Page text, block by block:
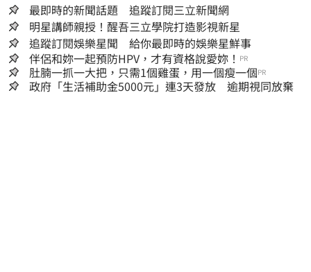
最即時的新聞話題 追蹤訂閱三立新聞網
明星講師親授！醒吾三立學院打造影視新星
追蹤訂閱娛樂星聞 給你最即時的娛樂星鮮事
伴侶和妳一起預防HPV，才有資格說愛妳！ PR
肚腩一抓一大把，只需1個雞蛋，用一個瘦一個PR
政府「生活補助金5000元」連3天發放 逾期視同放棄